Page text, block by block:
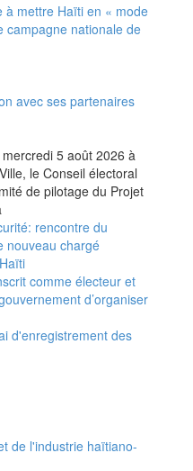
à mettre Haïti en « mode
campagne nationale de
avec ses partenaires
5 août 2026 à
le Conseil électoral
de pilotage du Projet
rencontre du
nouveau chargé
comme électeur et
d’organiser
d'enregistrement des